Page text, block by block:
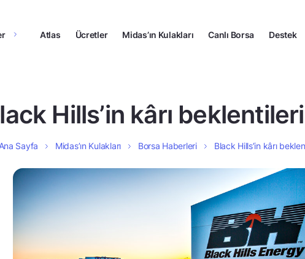
Atlas Ücretler Midas’ın Kulakları Canlı Borsa Destek
Hills’in kârı
Ana Sayfa Midas’ın Kulakları Borsa Haberleri Black Hills’in kârı